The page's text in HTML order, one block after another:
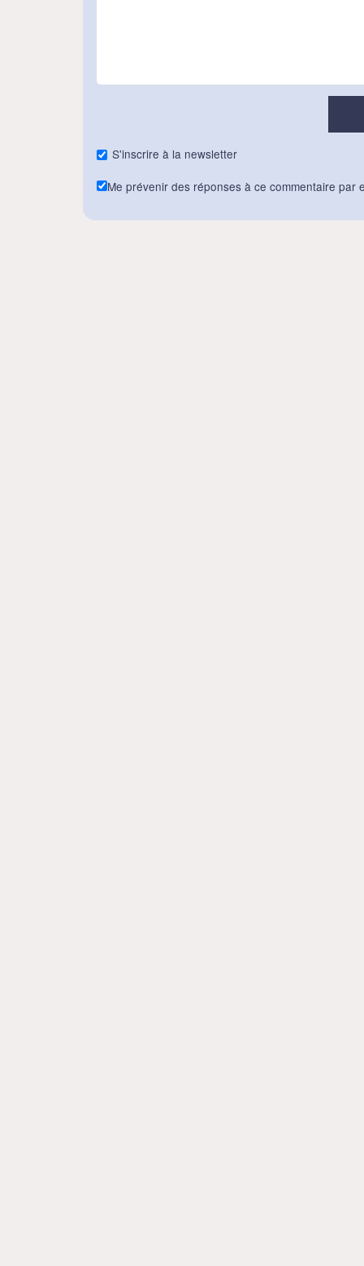
S'inscrire à la newsletter
Me prévenir des réponses à ce commentaire par